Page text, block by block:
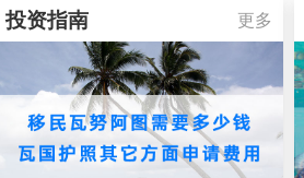
投资指南 更多